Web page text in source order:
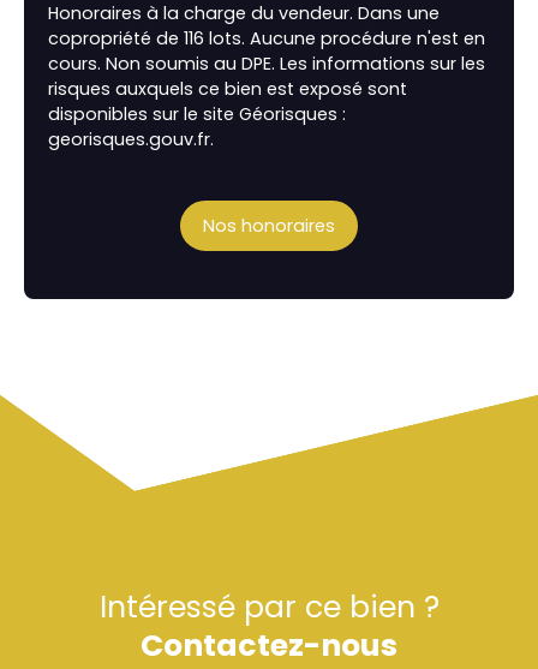
Honoraires à la charge du vendeur. Dans une
copropriété de 116 lots. Aucune procédure n'est en
cours. Non soumis au DPE. Les informations sur les
risques auxquels ce bien est exposé sont
disponibles sur le site Géorisques :
georisques.gouv.fr.
Nos honoraires
Intéressé par ce bien ?
Contactez-nous